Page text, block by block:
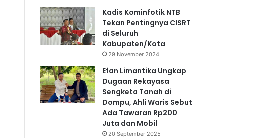
Kadis Kominfotik NTB
Tekan Pentingnya CISRT
di Seluruh
Kabupaten/Kota
29 November 2024
Efan Limantika Ungkap
Dugaan Rekayasa
Sengketa Tanah di
Dompu, Ahli Waris Sebut
Ada Tawaran Rp200
Juta dan Mobil
20 September 2025